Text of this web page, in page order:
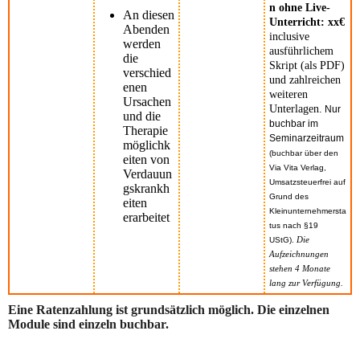
An diesen
Abenden
werden
die
verschied
enen
Ursachen
und die
Therapie
möglichk
eiten von
Verdauun
gskrankh
eiten
erarbeitet
n ohne Live-
Unterricht: xx€
inclusive
ausführlichem
Skript (als PDF)
und zahlreichen
weiteren
Unterlagen.
Nur
buchbar im
Seminarzeitraum
(buchbar über den
Via Vita Verlag,
Umsatzsteuerfrei auf
Grund des
Kleinunternehmersta
tus nach §19
UStG)
Die
Aufzeichnungen
stehen 4 Monate
lang zur Verfügung.
Eine Ratenzahlung ist grundsätzlich möglich. Die einzelnen
Module sind einzeln buchbar.